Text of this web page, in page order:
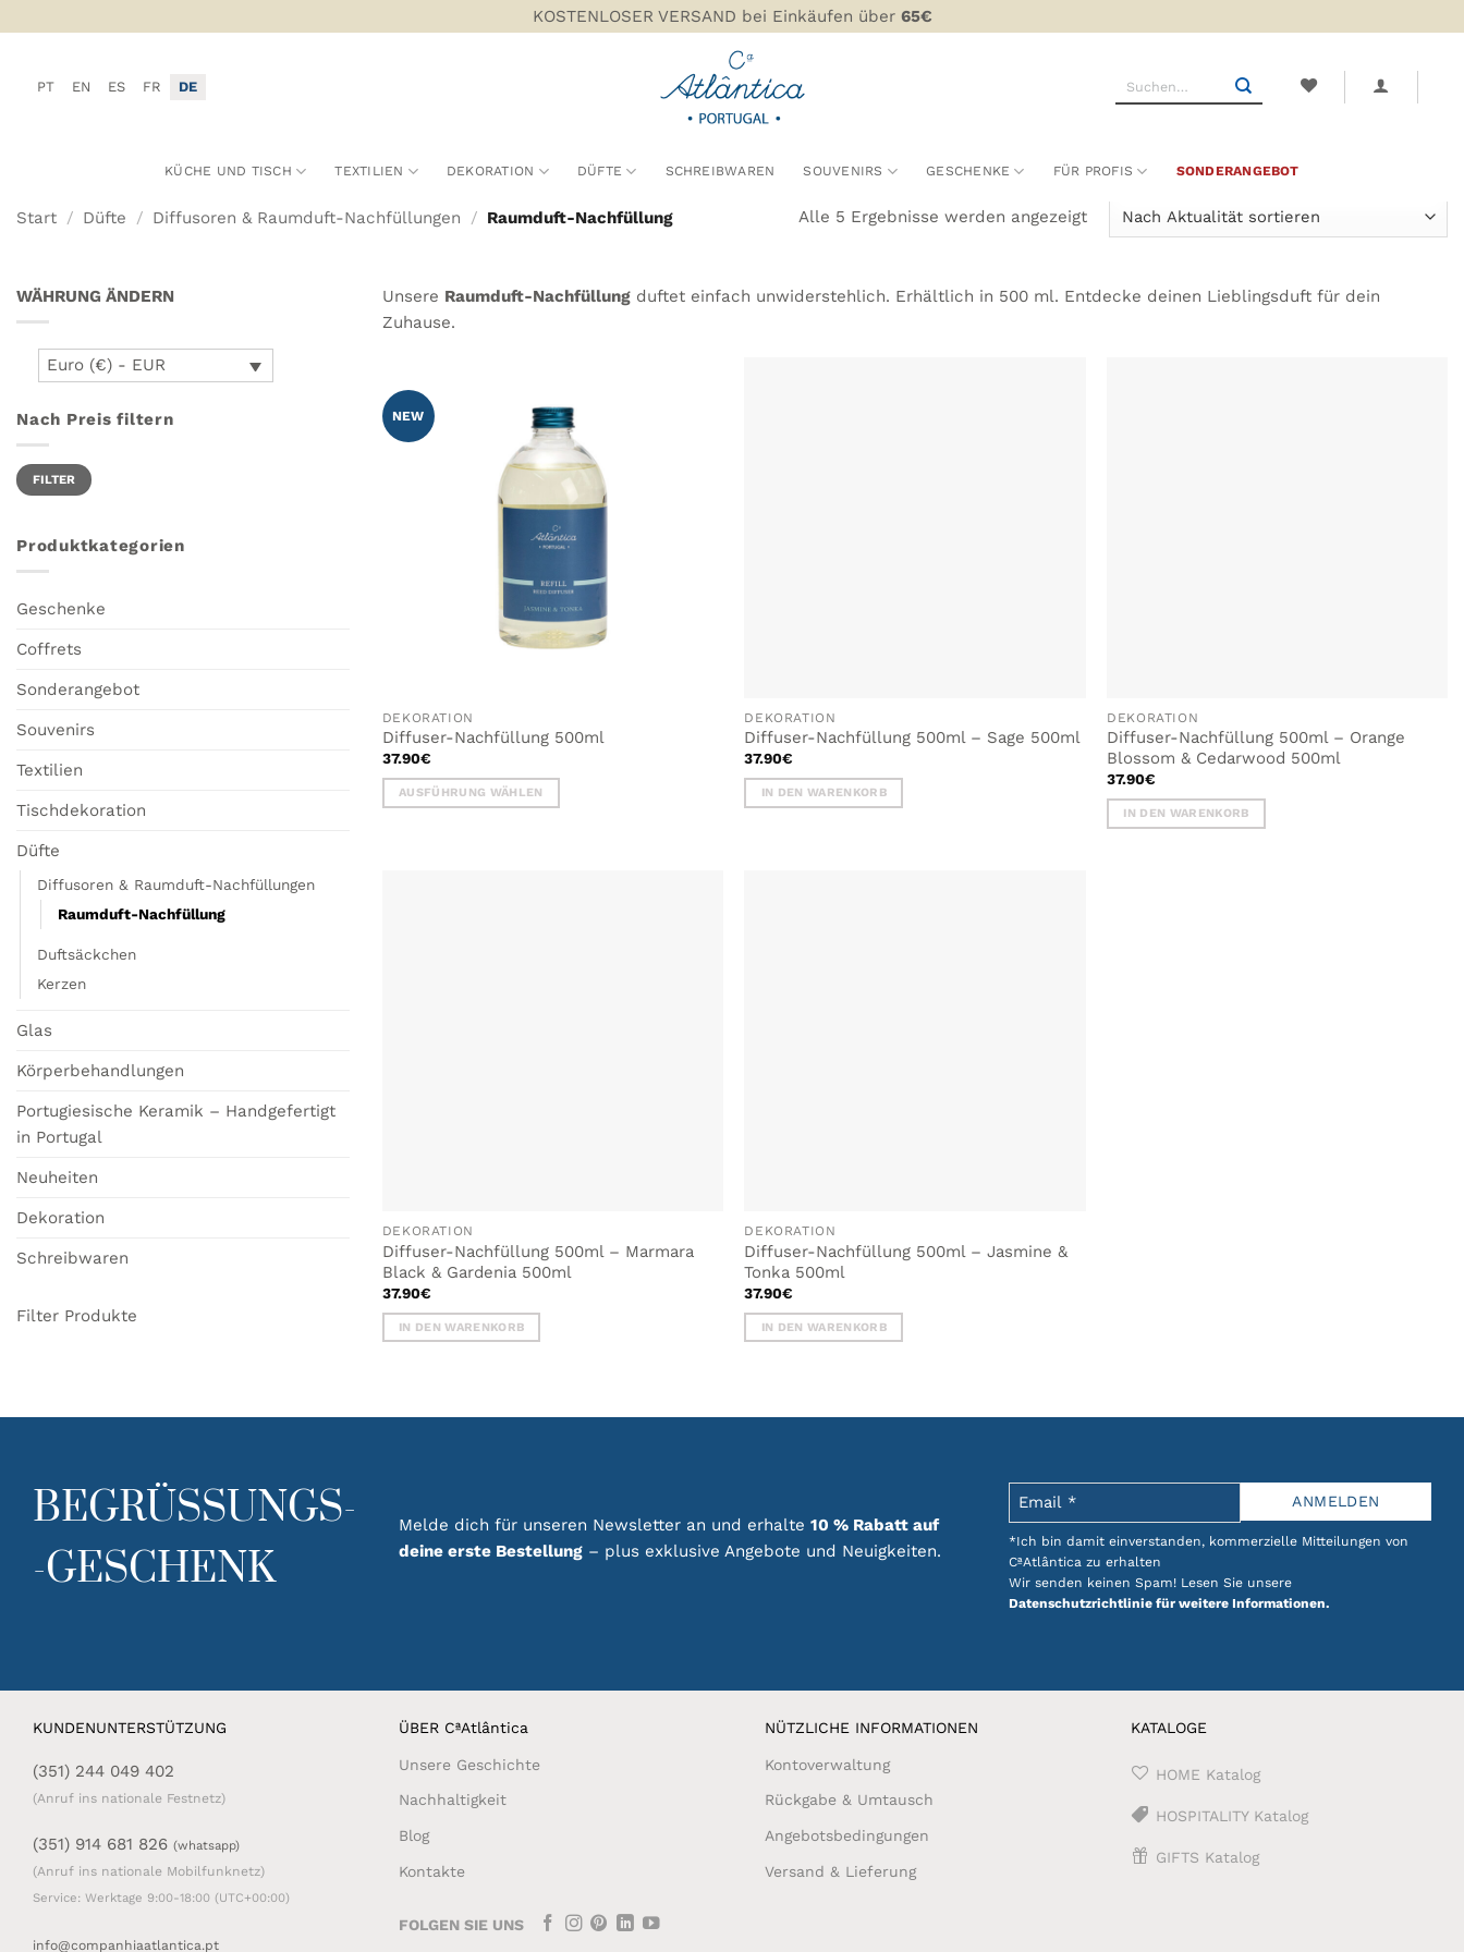
Inhalt
KOSTENLOSER VERSAND bei Einkäufen über 65€
PT EN ES FR DE
Suchen
KÜCHE UND TISCH TEXTILIEN DEKORATION DÜFTE SCHREIBWAREN SOUVENIRS GESCHENKE FÜR PROFIS SONDERANGEBOT
Start / Düfte / Diffusoren & Raumduft-Nachfüllungen / Raumduft-Nachfüllung Alle 5 Ergebnisse werden angezeigtNach
Aktualität
WÄHRUNG ÄNDERN
Euro (€) - EUR
Nach Preis filtern
Min.
Preis
Max.
PreisFILTER
Produktkategorien
Geschenke
Coffrets
Sonderangebot
Souvenirs
Textilien
Tischdekoration
Düfte
Diffusoren & Raumduft-Nachfüllungen
Raumduft-Nachfüllung
Duftsäckchen
Kerzen
Glas
Körperbehandlungen
Portugiesische Keramik – Handgefertigt
in Portugal
Neuheiten
Dekoration
Schreibwaren
Filter Produkte
Unsere Raumduft-Nachfüllung duftet einfach unwiderstehlich. Erhältlich in 500 ml. Entdecke deinen Lieblingsduft für dein
Zuhause.
NEW
DEKORATION
Diffuser-Nachfüllung 500ml
37.90€
AUSFÜHRUNG WÄHLEN
DEKORATION
Diffuser-Nachfüllung 500ml – Sage 500ml
37.90€
IN DEN WARENKORB
DEKORATION
Diffuser-Nachfüllung 500ml – Orange
Blossom & Cedarwood 500ml
37.90€
IN DEN WARENKORB
DEKORATION
Diffuser-Nachfüllung 500ml – Marmara
Black & Gardenia 500ml
37.90€
IN DEN WARENKORB
DEKORATION
Diffuser-Nachfüllung 500ml – Jasmine &
Tonka 500ml
37.90€
IN DEN WARENKORB
BEGRÜSSUNGS-
-GESCHENK
Melde dich für unseren Newsletter an und erhalte 10 % Rabatt auf
deine erste Bestellung – plus exklusive Angebote und Neuigkeiten.
*Ich bin damit einverstanden, kommerzielle Mitteilungen von
CªAtlântica zu erhalten
Wir senden keinen Spam! Lesen Sie unsere
Datenschutzrichtlinie für weitere Informationen.
KUNDENUNTERSTÜTZUNG
(351) 244 049 402
(Anruf ins nationale Festnetz)
(351) 914 681 826 (whatsapp)
(Anruf ins nationale Mobilfunknetz)
Service: Werktage 9:00-18:00 (UTC+00:00)
info@companhiaatlantica.pt
ÜBER CªAtlântica
Unsere Geschichte
Nachhaltigkeit
Blog
Kontakte
FOLGEN SIE UNS
NÜTZLICHE INFORMATIONEN
Kontoverwaltung
Rückgabe & Umtausch
Angebotsbedingungen
Versand & Lieferung
KATALOGE
HOME Katalog
HOSPITALITY Katalog
GIFTS Katalog